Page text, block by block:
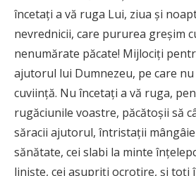
încetaţi a vă ruga Lui, ziua şi
nevrednicii, care pururea greşim
nenumărate păcate! Mijlociţi
ajutorul lui Dumnezeu, pe care
cuviinţă. Nu încetaţi a vă ruga,
rugăciunile voastre, păcătoşii să
săracii ajutorul, întristaţii
sănătate, cei slabi la minte
linişte, cei asupriţi ocrotire, şi toţi